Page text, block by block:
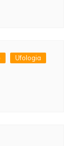
Ufologia